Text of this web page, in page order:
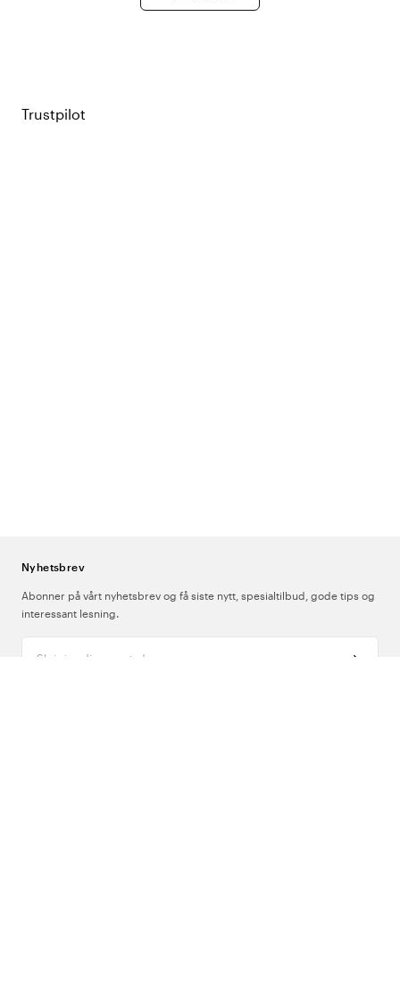
Trustpilot
Nyhetsbrev
Abonner på vårt nyhetsbrev og få siste nytt, spesialtilbud, gode tips og
interessant lesning.